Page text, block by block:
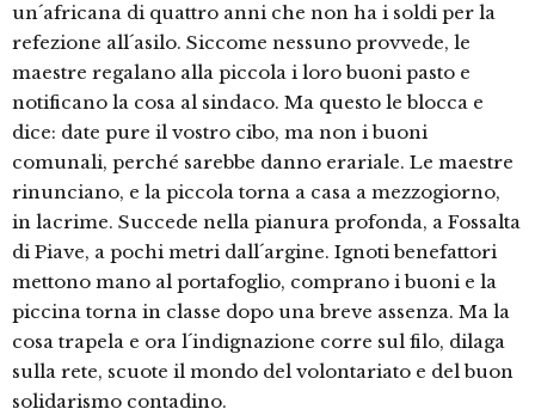
un´africana di quattro anni che non ha i soldi per la
refezione all´asilo. Siccome nessuno provvede, le
maestre regalano alla piccola i loro buoni pasto e
notificano la cosa al sindaco. Ma questo le blocca e
dice: date pure il vostro cibo, ma non i buoni
comunali, perché sarebbe danno erariale. Le maestre
rinunciano, e la piccola torna a casa a mezzogiorno,
in lacrime. Succede nella pianura profonda, a Fossalta
di Piave, a pochi metri dall´argine. Ignoti benefattori
mettono mano al portafoglio, comprano i buoni e la
piccina torna in classe dopo una breve assenza. Ma la
cosa trapela e ora l´indignazione corre sul filo, dilaga
sulla rete, scuote il mondo del volontariato e del buon
solidarismo contadino.